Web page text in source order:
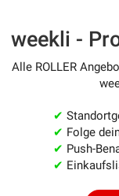
weekli -
Alle ROLLER
✔
✔ Folge
✔ Push-
✔